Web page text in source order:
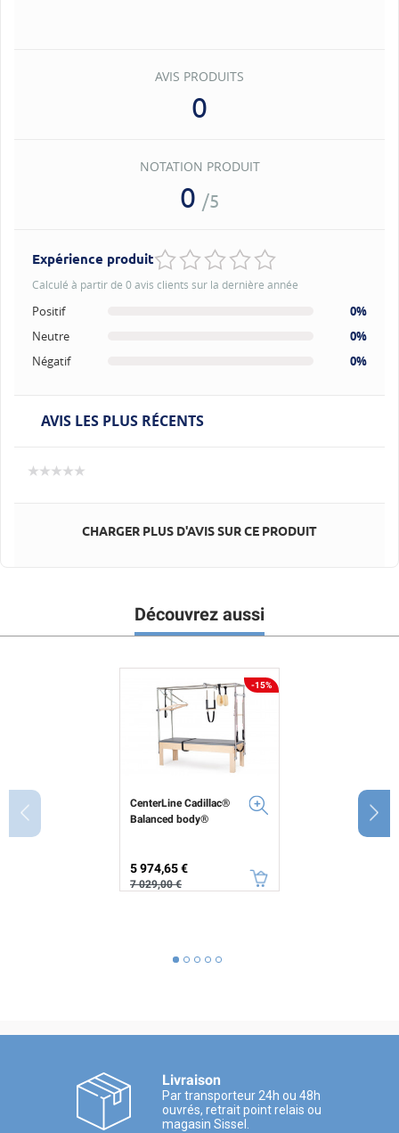
AVIS PRODUITS
0
NOTATION PRODUIT
0 /5
Expérience produit
Calculé à partir de 0 avis clients sur la dernière année
Positif
0%
Neutre
0%
Négatif
0%
AVIS LES PLUS RÉCENTS
CHARGER PLUS D'AVIS SUR CE PRODUIT
Découvrez aussi
-15%
CenterLine Cadillac®
Balanced body®
Prix
5 974,65 € Prix de base
7 029,00 €
Livraison
Par transporteur 24h ou 48h
ouvrés, retrait point relais ou
magasin Sissel.